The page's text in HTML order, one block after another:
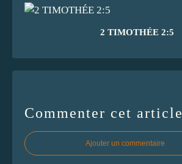
2 TIMOTHÉE 2:5
Commenter cet article
Ajouter un commentaire